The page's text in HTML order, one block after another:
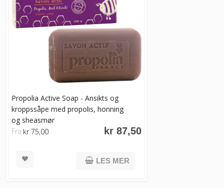
Propolia Active Soap - Ansikts og
kroppssåpe med propolis, honning
og sheasmør
kr 87,50
Fra kr 75,00
LES MER